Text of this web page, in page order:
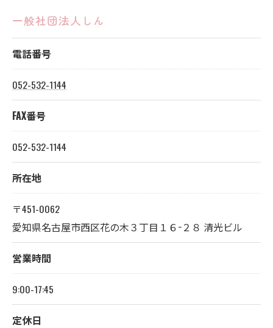
一般社団法人しん
電話番号
052-532-1144
FAX番号
052-532-1144
所在地
〒451-0062
愛知県名古屋市西区花の木３丁目１６−２８ 清光ビル
営業時間
9:00-17:45
定休日